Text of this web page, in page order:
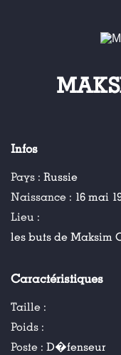
Infos
Pays : Russie
Naissance : 16 mai
Lieu :
les buts de Maksim
Caractéristiques
Taille :
Poids :
Poste : D�fenseur